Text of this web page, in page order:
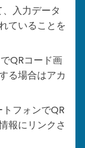
入力データ
ていることを
QRコード画
る場合はアカ
フォンでQR
報にリンクさ